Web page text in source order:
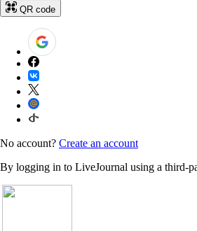
QR code
No account? Create an account
By logging in to LiveJournal using a third-